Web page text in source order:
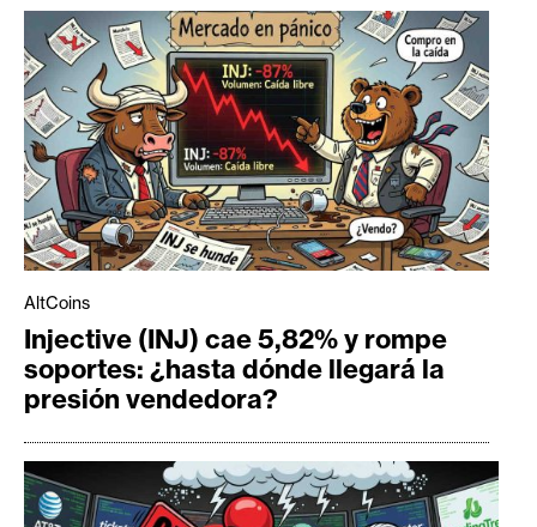
AltCoins
Injective (INJ) cae 5,82% y rompe
soportes: ¿hasta dónde llegará la
presión vendedora?